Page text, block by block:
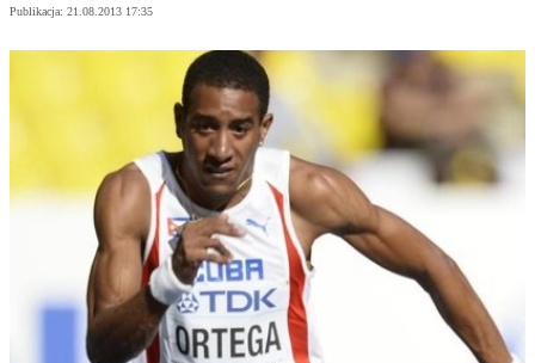
Publikacja: 21.08.2013 17:35